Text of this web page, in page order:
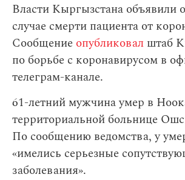
Власти Кыргызстана объявили
случае смерти пациента от
Сообщение опубликовал штаб
по борьбе с коронавирусом в
телеграм-канале.
61-летний мужчина умер в
территориальной больнице
По сообщению ведомства, у
«имелись серьезные
заболевания».